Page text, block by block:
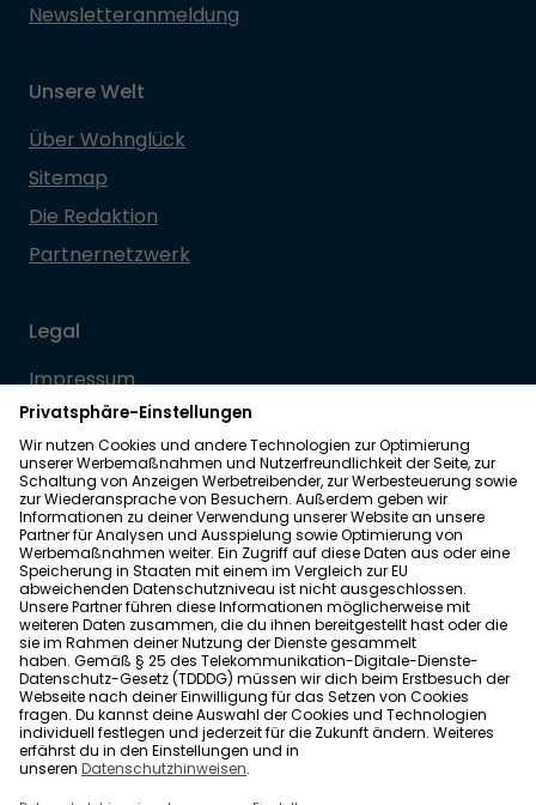
Newsletteranmeldung
Unsere Welt
Über Wohnglück
Sitemap
Die Redaktion
Partnernetzwerk
Legal
Impressum
Datenschutz
Allgemeine Geschäftsbedingungen
Barrierefreiheit
Wohnglück folgen